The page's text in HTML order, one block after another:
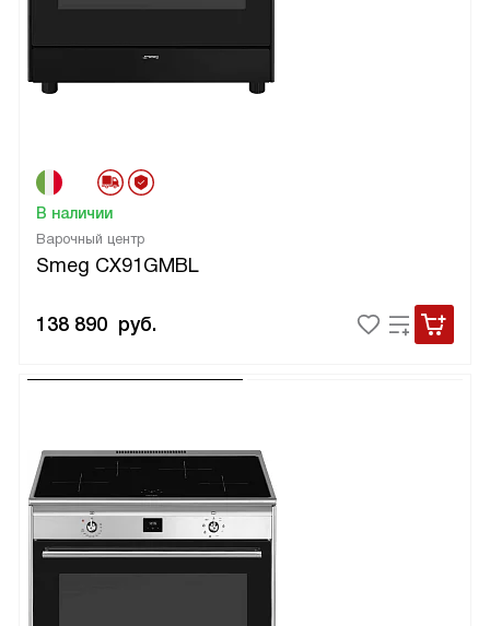
Варочный центр
Smeg CX91GMBL
В наличии
138 890 руб.